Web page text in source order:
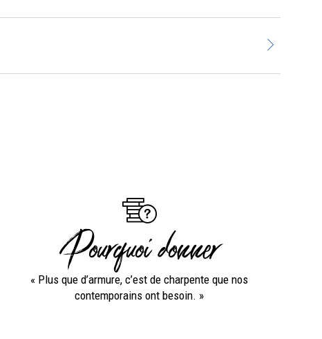
Pourquoi donner
« Plus que d’armure, c’est de charpente que nos
contemporains ont besoin. »